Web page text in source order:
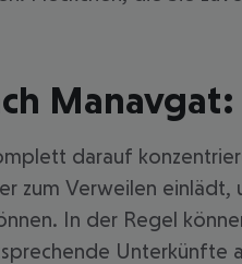
darauf
zum Verweilen
In der Regel
Unterkünfte